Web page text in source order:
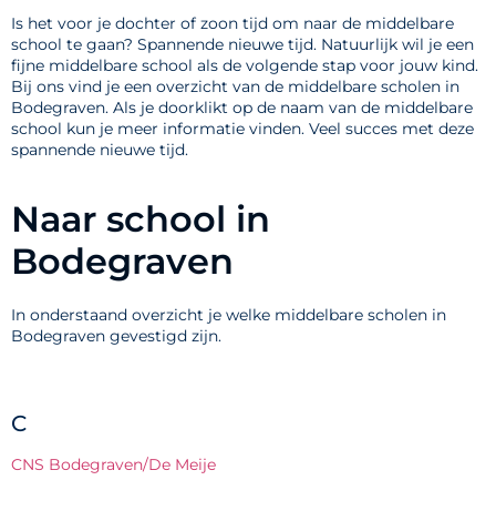
Is het voor je dochter of zoon tijd om naar de middelbare
school te gaan? Spannende nieuwe tijd. Natuurlijk wil je een
fijne middelbare school als de volgende stap voor jouw kind.
Bij ons vind je een overzicht van de middelbare scholen in
Bodegraven. Als je doorklikt op de naam van de middelbare
school kun je meer informatie vinden. Veel succes met deze
spannende nieuwe tijd.
Naar school in
Bodegraven
In onderstaand overzicht je welke middelbare scholen in
Bodegraven gevestigd zijn.
C
CNS Bodegraven/De Meije